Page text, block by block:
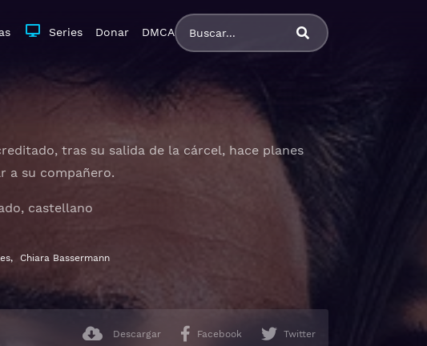
Series Donar DMCA
tras su salida de la cárcel, hace planes
a su compañero.
castellano
, Chiara Bassermann
Descargar Facebook Twitter